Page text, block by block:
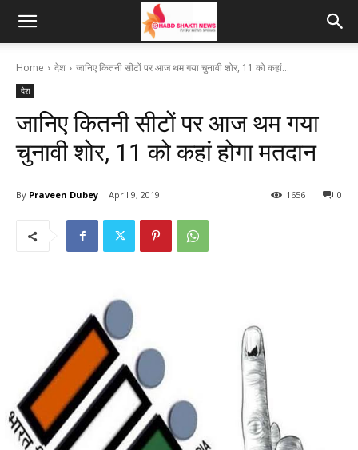
Home देश जानिए कितनी सीटों पर आज थम गया चुनावी शोर, 11 को कहां...
देश
जानिए कितनी सीटों पर आज थम गया
चुनावी शोर, 11 को कहां होगा मतदान
By Praveen Dubey April 9, 2019 0
1656